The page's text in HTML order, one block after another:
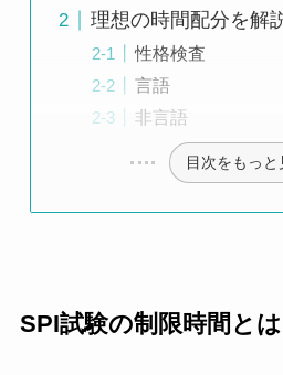
理想の時間配分を解
性格検査
言語
非言語
目次をもっと
SPI試験の制限時間とは